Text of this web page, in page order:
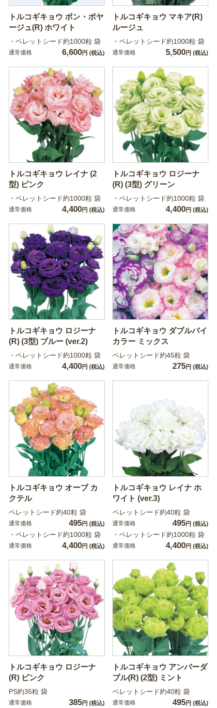
トルコギキョウ ボン・ボヤ
ージュ(R) ホワイト
・ペレットシード約1000粒 袋
通常価格 6,600円 (税込)
トルコギキョウ マキア(R)
ルージュ
・ペレットシード約1000粒 袋
通常価格 5,500円 (税込)
トルコギキョウ レイナ (2
型) ピンク
・ペレットシード約1000粒 袋
通常価格 4,400円 (税込)
トルコギキョウ ロジーナ
(R) (3型) グリーン
・ペレットシード約1000粒 袋
通常価格 4,400円 (税込)
トルコギキョウ ロジーナ
(R) (3型) ブルー (ver.2)
・ペレットシード約1000粒 袋
通常価格 4,400円 (税込)
トルコギキョウ ダブルバイ
カラー ミックス
ペレットシード約45粒 袋
通常価格 275円 (税込)
トルコギキョウ オーブ カ
クテル
ペレットシード約40粒 袋
通常価格 495円 (税込)
・ペレットシード約1000粒 袋
通常価格 4,400円 (税込)
トルコギキョウ レイナ ホ
ワイト (ver.3)
ペレットシード約40粒 袋
通常価格 495円 (税込)
・ペレットシード約1000粒 袋
通常価格 4,400円 (税込)
トルコギキョウ ロジーナ
(R) ピンク
PS約35粒 袋
通常価格 385円 (税込)
トルコギキョウ アンバーダ
ブル(R) (2型) ミント
ペレットシード約40粒 袋
通常価格 495円 (税込)